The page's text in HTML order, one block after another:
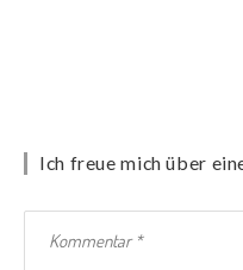
Ich freue mich über